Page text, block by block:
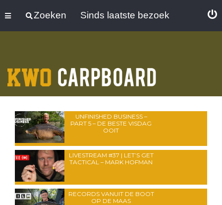
Zoeken Sinds laatste bezoek
UNFINISHED BUSINESS –
PART 5 – DE BESTE VISDAG
OOIT
LIVESTREAM #37 | LET’S GET
TACTICAL – MARK HOFMAN
RECORDS VANUIT DE BOOT
OP DE MAAS